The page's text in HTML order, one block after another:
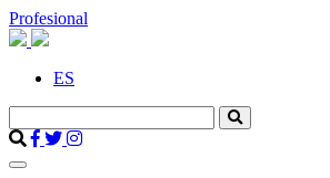
Profesional
ES